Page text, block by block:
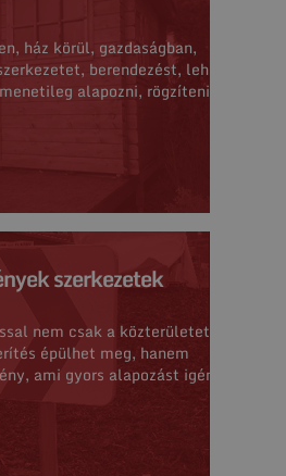
ház körül, gazdaságban,
berendezést, lehet
alapozni, rögzíteni Pl:
szerkezetek
nem csak a közterületet a
épülhet meg, hanem
ami gyors alapozást igényel: